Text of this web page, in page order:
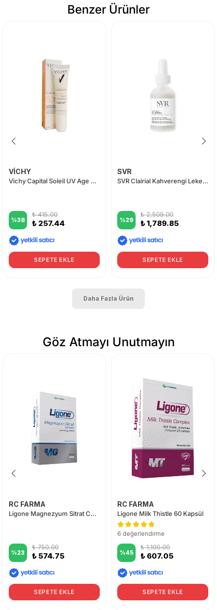
Benzer Ürünler
VİCHY
Vichy Capital Soleil UV Age Daily Spf 50 15 ml
%38
₺ 415.00
₺ 257.44
SEPETE EKLE
SVR
SVR Clairial Kahverengi Lekeler İçin Yaşlanma Karşıtı Ampul 30 ml
%29
₺ 2,509.00
₺ 1,789.85
SEPETE EKLE
Daha Fazla Ürün
Göz Atmayı Unutmayın
RC FARMA
Ligone Magnezyum Sitrat Complex 60 Tablet
%23
₺ 750.00
₺ 574.75
SEPETE EKLE
RC FARMA
Ligone Milk Thistle 60 Kapsül
6 değerlendirme
%45
₺ 1,100.00
₺ 607.05
SEPETE EKLE